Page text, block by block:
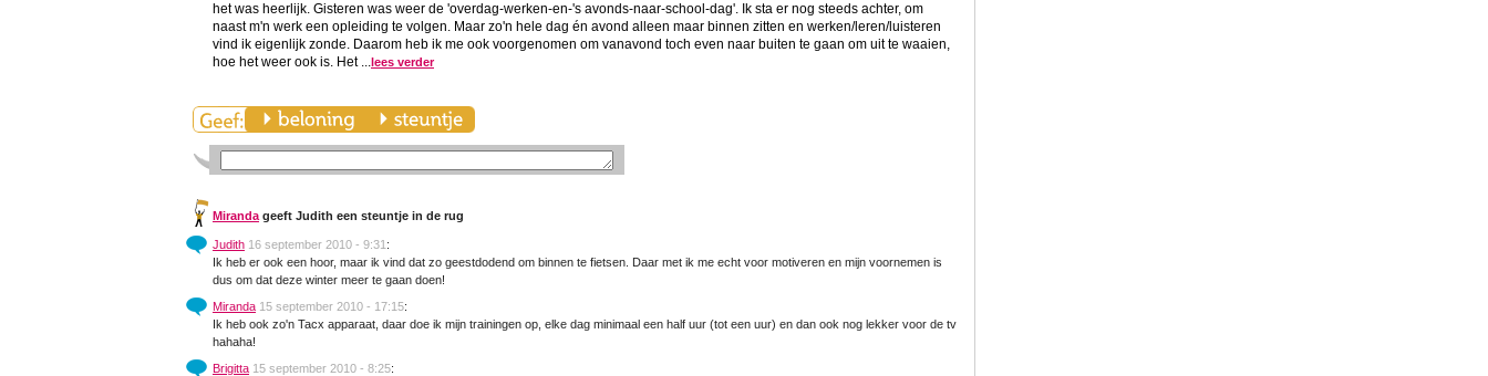
het was heerlijk. Gisteren was weer de 'overdag-werken-en-'s avonds-naar-school-dag'. Ik sta er nog steeds achter, om
naast m'n werk een opleiding te volgen. Maar zo'n hele dag én avond alleen maar binnen zitten en werken/leren/luisteren
vind ik eigenlijk zonde. Daarom heb ik me ook voorgenomen om vanavond toch even naar buiten te gaan om uit te waaien,
hoe het weer ook is. Het ...lees verder
Miranda geeft Judith een steuntje in de rug
Judith 16 september 2010 - 9:31 :
Ik heb er ook een hoor, maar ik vind dat zo geestdodend om binnen te fietsen. Daar met ik me echt voor motiveren en mijn voornemen is
dus om dat deze winter meer te gaan doen!
Miranda 15 september 2010 - 17:15:
Ik heb ook zo'n Tacx apparaat, daar doe ik mijn trainingen op, elke dag minimaal een half uur (tot een uur) en dan ook nog lekker voor de tv
hahaha!
Brigitta 15 september 2010 - 8:25: